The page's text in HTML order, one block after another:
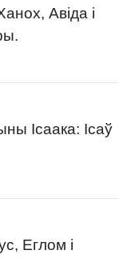
Авіда і
Ісаака: Ісаў
Еглом і